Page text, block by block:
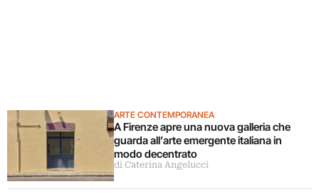
ARTE CONTEMPORANEA
A Firenze apre una nuova galleria che
guarda all’arte emergente italiana in
modo decentrato
di Caterina Angelucci